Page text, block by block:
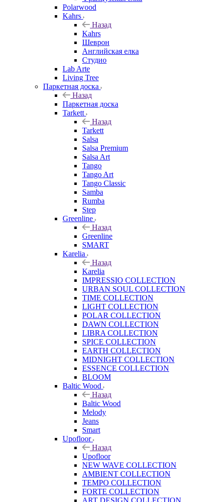
Polarwood
Kahrs
Назад
Kahrs
Шеврон
Английская елка
Студио
Lab Arte
Living Tree
Паркетная доска
Назад
Паркетная доска
Tarkett
Назад
Tarkett
Salsa
Salsa Premium
Salsa Art
Tango
Tango Art
Tango Classic
Samba
Rumba
Step
Greenline
Назад
Greenline
SMART
Karelia
Назад
Karelia
IMPRESSIO COLLECTION
URBAN SOUL COLLECTION
TIME COLLECTION
LIGHT COLLECTION
POLAR COLLECTION
DAWN COLLECTION
LIBRA COLLECTION
SPICE COLLECTION
EARTH COLLECTION
MIDNIGHT COLLECTION
ESSENCE COLLECTION
BLOOM
Baltic Wood
Назад
Baltic Wood
Melody
Jeans
Smart
Upofloor
Назад
Upofloor
NEW WAVE COLLECTION
AMBIENT COLLECTION
TEMPO COLLECTION
FORTE COLLECTION
ART DESIGN COLLECTION